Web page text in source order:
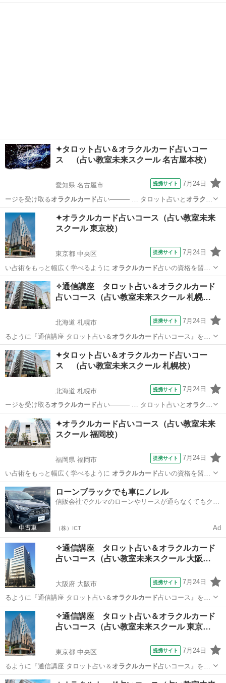
できるコースを開設…
✦タロット占い＆オラクルカード占いコー
ス （占い教室未来スクール 名古屋本校）
愛知県 名古屋市 提携サイト 7月24日
ージを受け取るオラクルカード 占い――― … タロット占いと オラクル
カード占いの2つの資…
愛知 占い
✦オラクルカード占いコース（占い教室未来
スクール 東京校）
東京都 中央区 提携サイト 7月24日
い占術をもっと幅広く学べるように オラクルカード占いの資格を習得
できるコースを開設…
東京 中央区 占い
✧通信講座 タロット占い＆オラクルカード
占いコース（占い教室未来スクール 札幌…
北海道 札幌市 提携サイト 7月24日
るように『通信講座 タロット占い＆ オラクルカード占いコース』を開
設いたしました。 …
北海道 札幌市
✦タロット占い＆オラクルカード占いコー
ス （占い教室未来スクール 札幌校）
北海道 札幌市 提携サイト 7月24日
ージを受け取るオラクルカード 占い――― … タロット占いと オラクル
カード占いの2つの資…
北海道 札幌市 占い
✦オラクルカード占いコース（占い教室未来
スクール 福岡校）
福岡県 福岡市 提携サイト 7月24日
い占術をもっと幅広く学べるように オラクルカード占いの資格を習得
できるコースを開設…
福岡 福岡市
ローンブラックでも車にノレル
信販会社でクルマのローンやリースが通らなくてもクル
（株）ICT Ad
✧通信講座 タロット占い＆オラクルカード
占いコース（占い教室未来スクール 大阪…
大阪府 大阪市 提携サイト 7月24日
るように『通信講座 タロット占い＆ オラクルカード占いコース』を開
設いたしました。 …
大阪 占い
✧通信講座 タロット占い＆オラクルカード
占いコース（占い教室未来スクール 東京…
東京都 中央区 提携サイト 7月24日
るように『通信講座 タロット占い＆ オラクルカード占いコース』を開
設いたしました。 …
東京 中央区 占い